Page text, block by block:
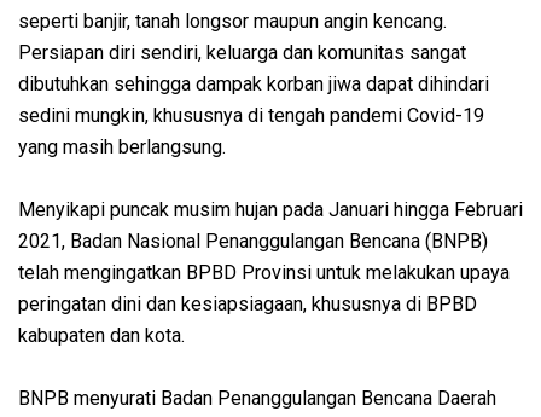
seperti banjir, tanah longsor maupun angin kencang.
Persiapan diri sendiri, keluarga dan komunitas sangat
dibutuhkan sehingga dampak korban jiwa dapat dihindari
sedini mungkin, khususnya di tengah pandemi Covid-19
yang masih berlangsung.
Menyikapi puncak musim hujan pada Januari hingga Februari
2021, Badan Nasional Penanggulangan Bencana (BNPB)
telah mengingatkan BPBD Provinsi untuk melakukan upaya
peringatan dini dan kesiapsiagaan, khususnya di BPBD
kabupaten dan kota.
BNPB menyurati Badan Penanggulangan Bencana Daerah